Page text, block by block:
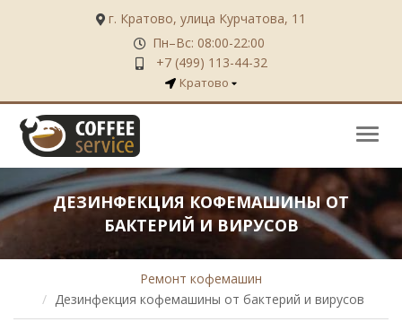
г. Кратово, улица Курчатова, 11
Пн–Вс: 08:00-22:00
+7 (499) 113-44-32
Кратово
ДЕЗИНФЕКЦИЯ КОФЕМАШИНЫ ОТ
БАКТЕРИЙ И ВИРУСОВ
Ремонт кофемашин
Дезинфекция кофемашины от бактерий и вирусов